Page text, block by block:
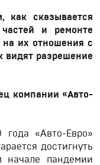
как сказывается
и ремонте
их отношения с
видят разрешение
компании «Авто-
года «Авто-Евро»
достигнуть
начале пандемии